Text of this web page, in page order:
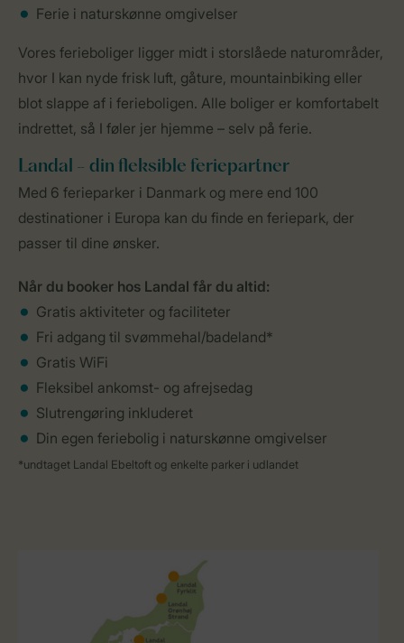
Ferie i naturskønne omgivelser
Vores ferieboliger ligger midt i storslåede naturområder,
hvor I kan nyde frisk luft, gåture, mountainbiking eller
blot slappe af i ferieboligen. Alle boliger er komfortabelt
indrettet, så I føler jer hjemme – selv på ferie.
Landal - din fleksible feriepartner
Med 6 ferieparker i Danmark og mere end 100
destinationer i Europa kan du finde en feriepark, der
passer til dine ønsker.
Når du booker hos Landal får du altid:
Gratis aktiviteter og faciliteter
Fri adgang til svømmehal/badeland*
Gratis WiFi
Fleksibel ankomst- og afrejsedag
Slutrengøring inkluderet
Din egen feriebolig i naturskønne omgivelser
*undtaget Landal Ebeltoft og enkelte parker i udlandet